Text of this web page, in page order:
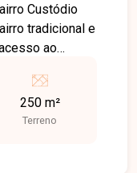
Custódio
tradicional e
ao
A
no dia a dia e
quanto
250 m²
Terreno